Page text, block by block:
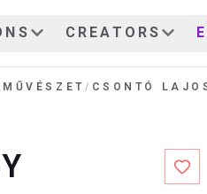
CREATORS
/ CSONTÓ